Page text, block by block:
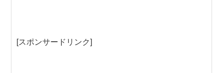
[スポンサードリンク]